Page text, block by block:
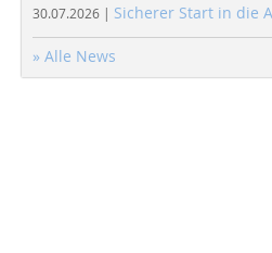
30.07.2026 | Sicherer Start in die
» Alle News